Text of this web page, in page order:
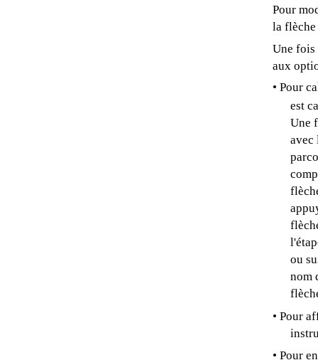
Pour
la flèche
Une fois
aux
• Pour
est
Une
avec
ou
nom
• Pour
• Pour